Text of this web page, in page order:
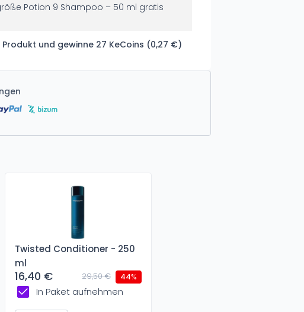
Potion 9 Shampoo – 50 ml gratis
und gewinne 27 KeCoins (0,27 €)
Twisted Conditioner - 250
ml
16,40 € 29,50 € 44%
In Paket aufnehmen